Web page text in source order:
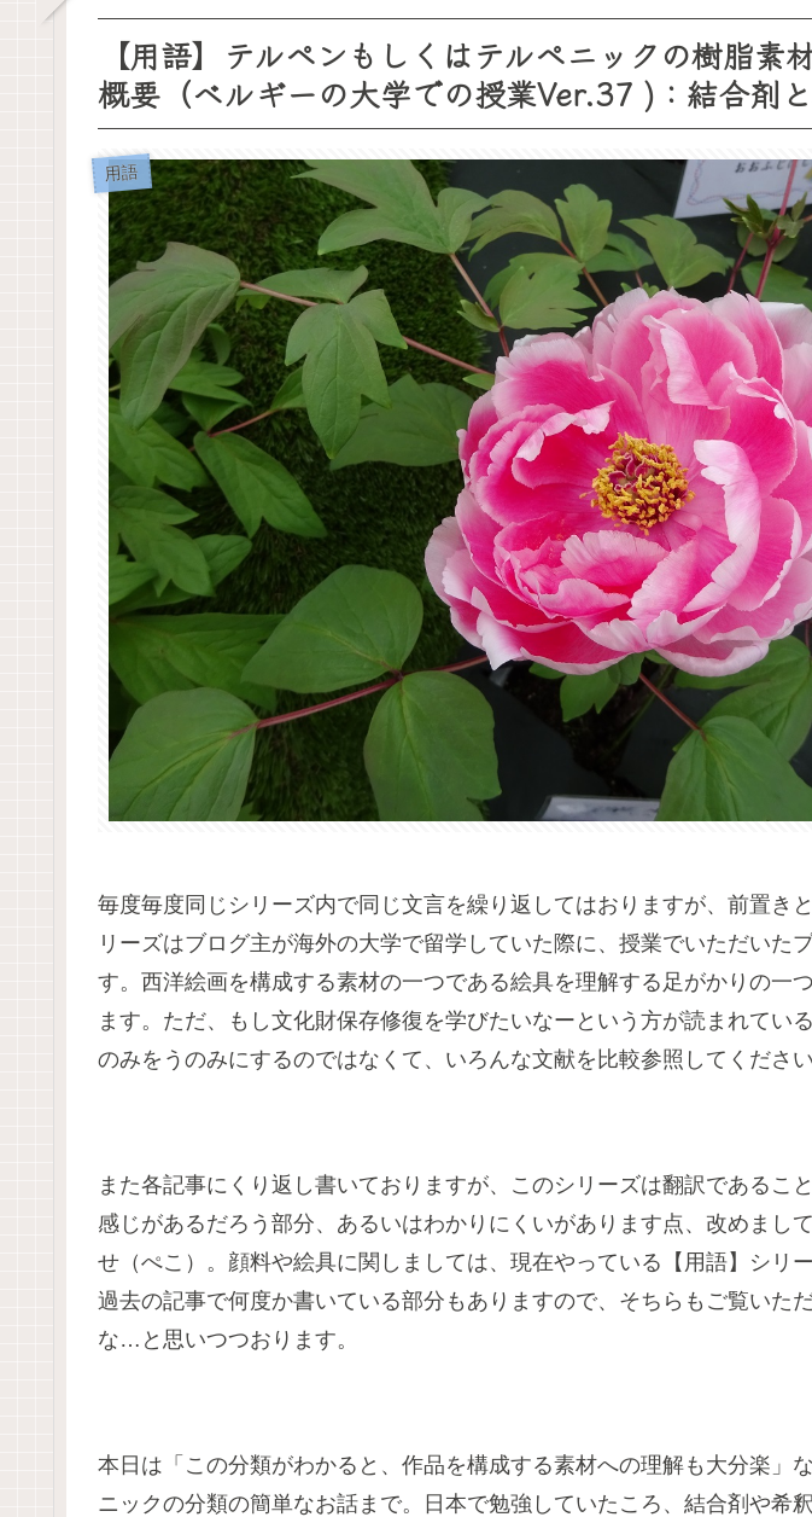
【用語】テルペンもしくはテルペニックの樹脂素
概要（ベルギーの大学での授業Ver.37 )：結合剤
用語
毎度毎度同じシリーズ内で同じ文言を繰り返してはおりますが、前置き
リーズはブログ主が海外の大学で留学していた際に、授業でいただいた
す。西洋絵画を構成する素材の一つである絵具を理解する足がかりの一
ます。ただ、もし文化財保存修復を学びたいなーという方が読まれてい
のみをうのみにするのではなくて、いろんな文献を比較参照してください
また各記事にくり返し書いておりますが、このシリーズは翻訳であるこ
感じがあるだろう部分、あるいはわかりにくいがあります点、改めまし
せ（ぺこ）。顔料や絵具に関しましては、現在やっている【用語】シリ
過去の記事で何度か書いている部分もありますので、そちらもご覧いた
な…と思いつつおります。
本日は「この分類がわかると、作品を構成する素材への理解も大分楽」
ニックの分類の簡単なお話まで。日本で勉強していたころ、結合剤や希